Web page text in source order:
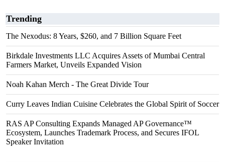
Trending
The Nexodus: 8 Years, $260, and 7 Billion Square Feet
Birkdale Investments LLC Acquires Assets of Mumbai Central
Farmers Market, Unveils Expanded Vision
Noah Kahan Merch - The Great Divide Tour
Curry Leaves Indian Cuisine Celebrates the Global Spirit of Soccer
RAS AP Consulting Expands Managed AP Governance™
Ecosystem, Launches Trademark Process, and Secures IFOL
Speaker Invitation